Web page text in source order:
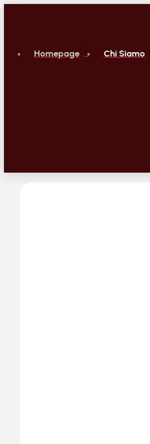
Homepage Chi Siamo